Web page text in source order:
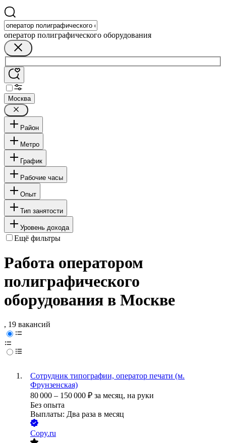
оператор полиграфического оборудования
Москва
Район
Метро
График
Рабочие часы
Опыт
Тип занятости
Уровень дохода
Ещё фильтры
Работа оператором
полиграфического
оборудования в Москве
, 19 вакансий
Сотрудник типографии, оператор печати (м.
Фрунзенская)
80 000 – 150 000 ₽ за месяц, на руки
Без опыта
Выплаты: Два раза в месяц
Copy.ru